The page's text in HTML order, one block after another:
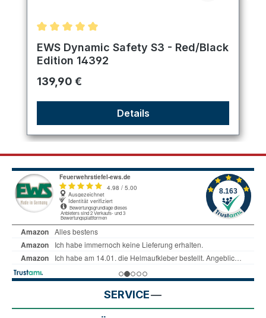
Durchschnittliche Bewertung von 5 von 5 Sternen
EWS Dynamic Safety S3 - Red/Black
Edition 14392
Regulärer Preis:
139,90 €
Details
SERVICE